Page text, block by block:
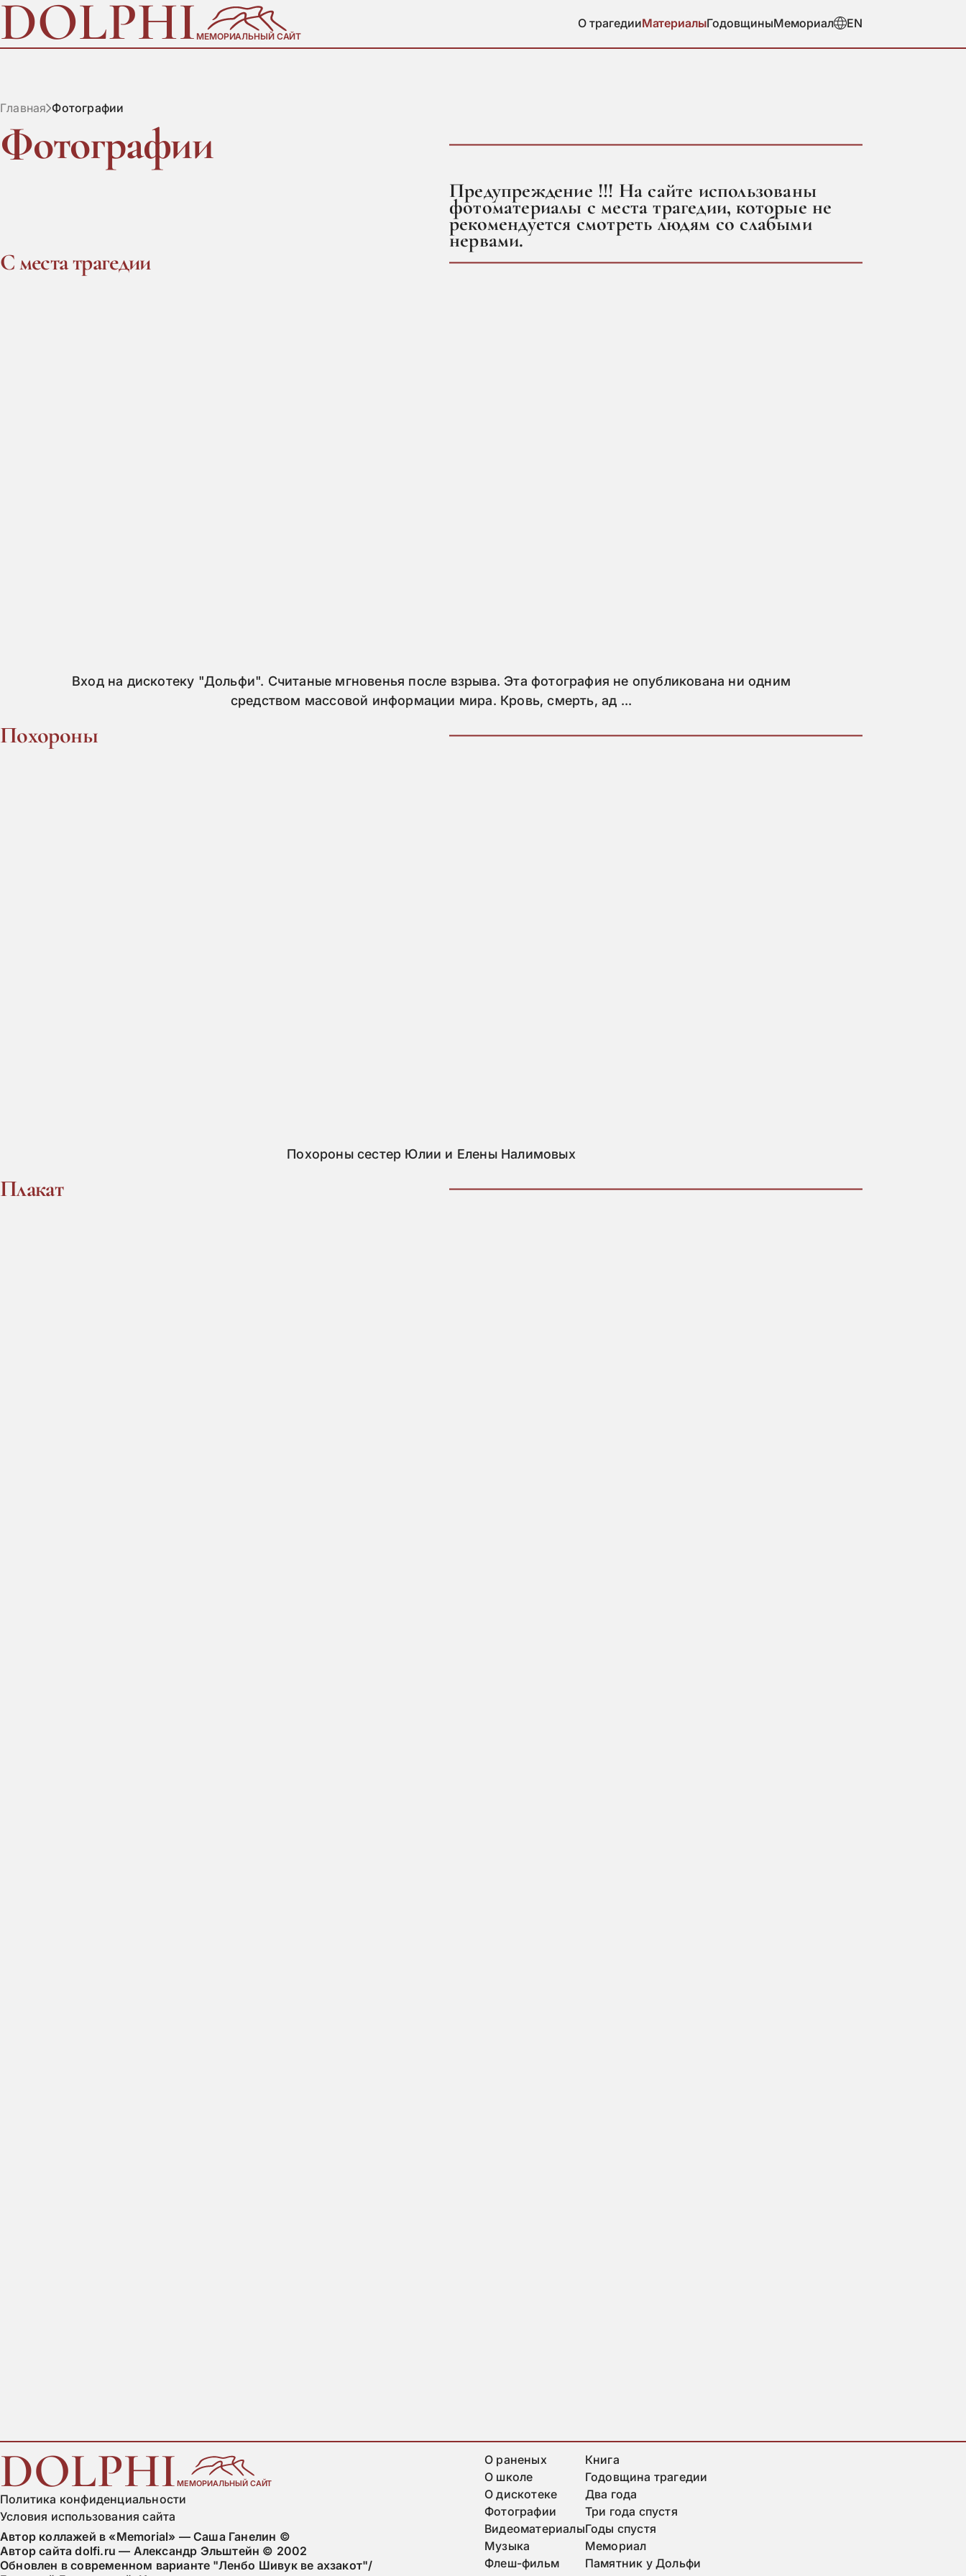
DOLPHIМЕМОРИАЛЬНЫЙ САЙТ
О трагедииМатериалыГодовщиныМемориал EN
Главная Фотографии
Фотографии
Предупреждение !!! На сайте использованы
фотоматериалы с места трагедии, которые не
рекомендуется смотреть людям со слабыми
нервами.
С места трагедии
Вход на дискотеку "Дольфи". Считаные мгновенья после взрыва. Эта фотография не опубликована ни одним
средством массовой информации мира. Кровь, смерть, ад ...
Похороны
Похороны сестер Юлии и Елены Налимовых
Плакат
DOLPHIМЕМОРИАЛЬНЫЙ САЙТ
Политика конфиденциальности
Условия использования сайта
Автор коллажей в «Memorial» — Саша Ганелин ©
Автор сайта dolfi.ru — Александр Эльштейн © 2002
Обновлен в современном варианте "Ленбо Шивук ве ахзакот"/
О раненых
О школе
О дискотеке
Фотографии
Видеоматериалы
Музыка
Флеш-фильм
Книга
Годовщина трагедии
Два года
Три года спустя
Годы спустя
Мемориал
Памятник у Дольфи